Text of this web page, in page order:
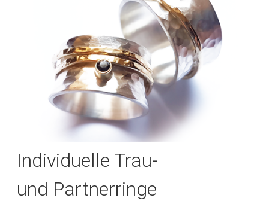
Individuelle Trau-
und Partnerringe